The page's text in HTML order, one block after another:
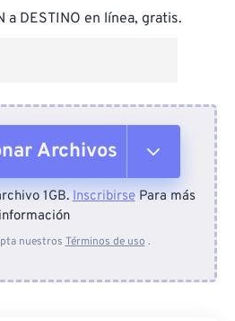
a DESTINO en línea, gratis.
Archivos
el dispositivo
1GB.InscribirsePara más
información
nuestros Términos de uso .